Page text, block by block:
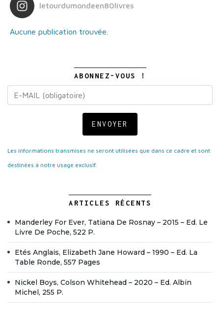
letourdumondeen80livres
Aucune publication trouvée.
ABONNEZ-VOUS !
ENVOYER
Les informations transmises ne seront utilisées que dans ce cadre et sont
destinées à notre usage exclusif.
ARTICLES RÉCENTS
Manderley For Ever, Tatiana De Rosnay – 2015 – Ed. Le
Livre De Poche, 522 P.
Etés Anglais, Elizabeth Jane Howard – 1990 – Ed. La
Table Ronde, 557 Pages
Nickel Boys, Colson Whitehead – 2020 – Ed. Albin
Michel, 255 P.